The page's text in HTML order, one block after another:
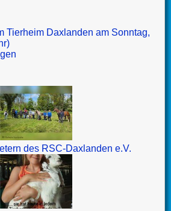
Tierheim Daxlanden am Sonntag,
des RSC-Daxlanden e.V.